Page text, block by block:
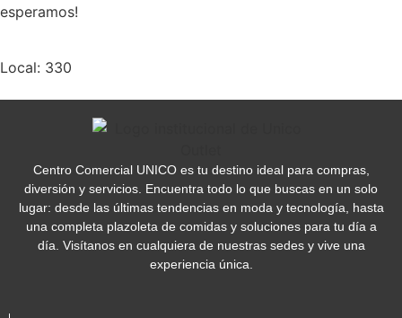
esperamos!
Local: 330
Centro Comercial UNICO es tu destino ideal para compras,
diversión y servicios. Encuentra todo lo que buscas en un solo
lugar: desde las últimas tendencias en moda y tecnología, hasta
una completa plazoleta de comidas y soluciones para tu día a
día. Visítanos en cualquiera de nuestras sedes y vive una
experiencia única.